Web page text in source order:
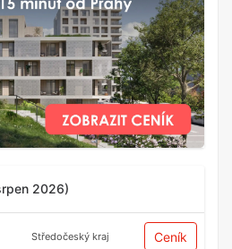
2026)
Středočeský kraj Ceník